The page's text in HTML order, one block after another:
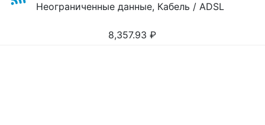
Неограниченные данные, Кабель / ADSL
8,357.93 ₽